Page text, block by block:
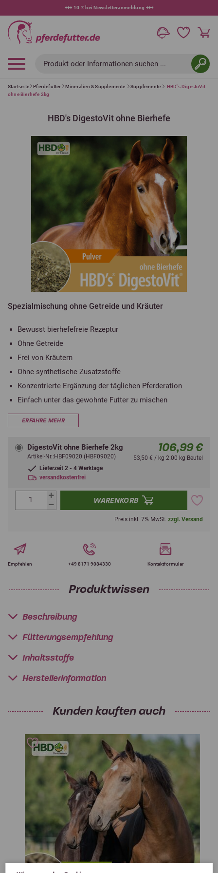
+++ 10 % bei Newsletteranmeldung +++
Produkt oder Informationen suchen ...
Startseite Pferdefutter Mineralien & Supplemente Supplemente
HBD's DigestoVit
ohne Bierhefe 2kg
HBD's DigestoVit ohne Bierhefe
Spezialmischung ohne Getreide und Kräuter
Bewusst bierhefefreie Rezeptur
Ohne Getreide
Frei von Kräutern
Ohne synthetische Zusatzstoffe
Konzentrierte Ergänzung der täglichen Pferderation
Einfach unter das gewohnte Futter zu mischen
ERFAHRE MEHR
DigestoVit ohne Bierhefe 2kg
Artikel-Nr.:HBF09020 (HBF09020)
Lieferzeit 2 - 4 Werktage
versandkostenfrei
106,99 €
53,50 € / kg 2.00 kg Beutel
WARENKORB
Preis inkl. 7% MwSt. zzgl. Versand
Empfehlen +49 8171 9084330 Kontaktformular
Produktwissen
Beschreibung
Fütterungsempfehlung
Inhaltsstoffe
Herstellerinformation
Kunden kauften auch